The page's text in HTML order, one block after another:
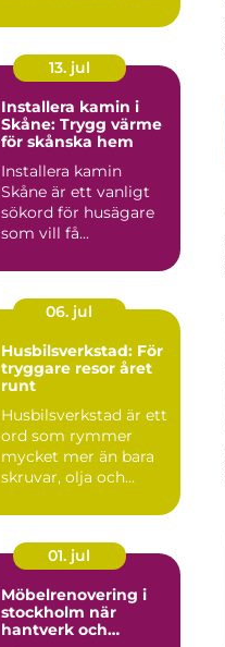
13. jul
Installera kamin i
Skåne: Trygg värme
för skånska hem
Installera kamin
Skåne är ett vanligt
sökord för husägare
som vill få...
06. jul
Husbilsverkstad: För
tryggare resor året
runt
Husbilsverkstad är ett
ord som rymmer
mycket mer än bara
skruvar, olja och
01. jul
Möbelrenovering i
stockholm när
hantverk och